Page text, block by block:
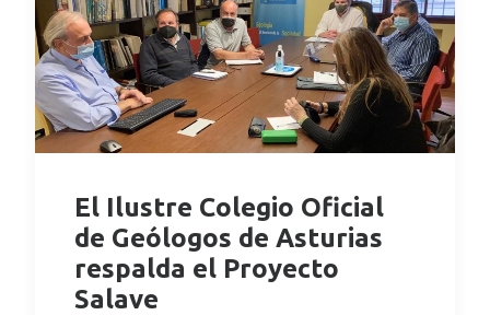
El Ilustre Colegio Oficial
de Geólogos de Asturias
respalda el Proyecto
Salave